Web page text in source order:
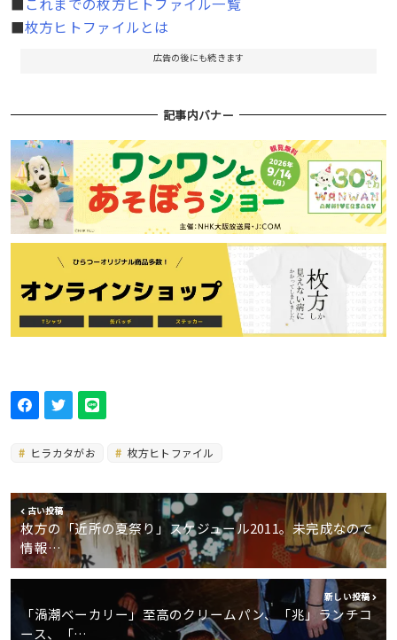
■ これまでの枚方ヒトファイル一覧
■枚方ヒトファイルとは
広告の後にも続きます
記事内バナー
ヒラカタがお 枚方ヒトファイル
古い投稿
枚方の「近所の夏祭り」スケジュール2011。未完成なので
情報…
新しい投稿
「渦潮ベーカリー」至高のクリームパン、「兆」ランチコ
ース、「…